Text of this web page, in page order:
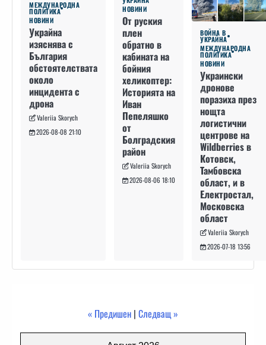
МЕЖДУНАРОДНА
ПОЛИТИКА
НОВИНИ
Украйна
изяснява с
България
обстоятелствата
около
инцидента с
дрона
Valeriia Skorych
2026-08-08 21:10
НОВИНИ
От руския
плен
обратно в
кабината на
бойния
хеликоптер:
Историята на
Иван
Пепеляшко
от
Болградския
район
Valeriia Skorych
2026-08-06 18:10
ВОЙНА В
УКРАЙНА
МЕЖДУНАРОДНА
ПОЛИТИКА
НОВИНИ
Украински
дронове
поразиха през
нощта
логистични
центрове на
Wildberries в
Котовск,
Тамбовска
област, и в
Електростал,
Московска
област
Valeriia Skorych
2026-07-18 13:56
« Предишен | Следващ »